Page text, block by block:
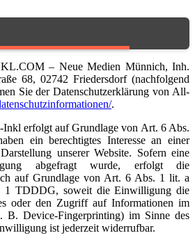
– Neue Medien Münnich, Inh.
68, 02742 Friedersdorf (nachfolgend
Sie der Datenschutzerklärung von All-
.
erfolgt auf Grundlage von Art. 6 Abs.
ein berechtigtes Interesse an einer
unserer Website. Sofern eine
abgefragt wurde, erfolgt die
auf Grundlage von Art. 6 Abs. 1 lit. a
TDDDG, soweit die Einwilligung die
oder den Zugriff auf Informationen im
B. Device-Fingerprinting) im Sinne des
ist jederzeit widerrufbar.